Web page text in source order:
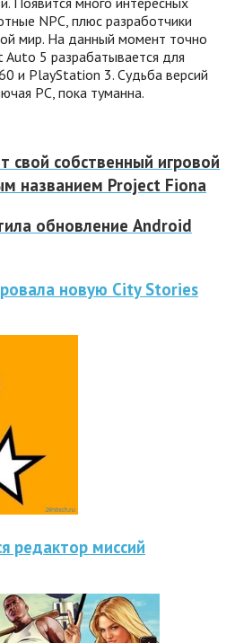
NPC, плюс разработчики
мир. На данный момент точно
5 разрабатывается для
и PlayStation 3. Судьба версий
PC, пока туманна.
свой собственный игровой
названием Project Fiona
обновление Android
новую City Stories
редактор миссий